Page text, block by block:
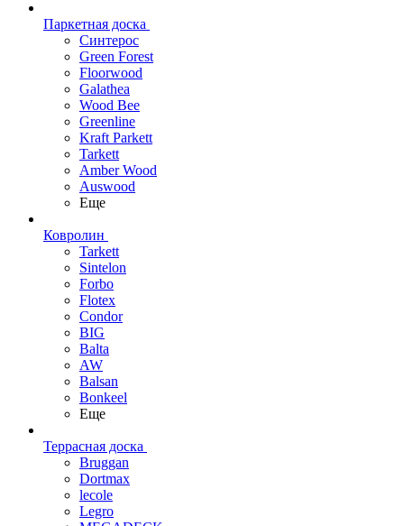
Паркетная доска
Синтерос
Green Forest
Floorwood
Galathea
Wood Bee
Greenline
Kraft Parkett
Tarkett
Amber Wood
Auswood
Еще
Ковролин
Tarkett
Sintelon
Forbo
Flotex
Condor
BIG
Balta
AW
Balsan
Bonkeel
Еще
Террасная доска
Bruggan
Dortmax
lecole
Legro